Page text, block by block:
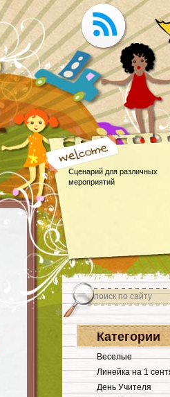
Сценарий для различных
мероприятий
Категории
Веселые
Линейка на 1
День Учителя